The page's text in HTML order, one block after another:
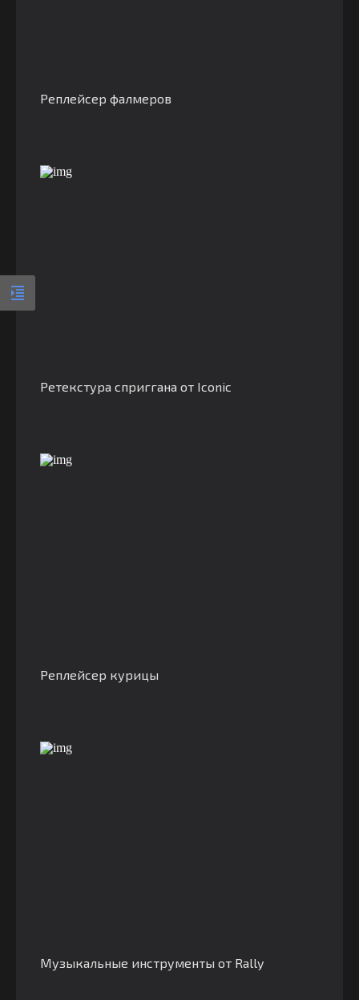
Реплейсер фалмеров
Ретекстура сприггана от Iconic
Реплейсер курицы
Музыкальные инструменты от Rally